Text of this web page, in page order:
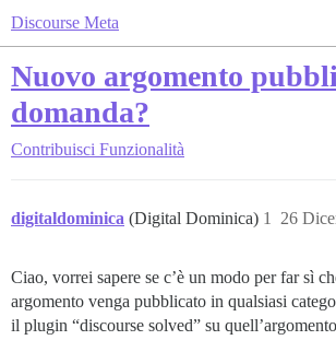
Discourse Meta
Nuovo argomento
domanda?
Contribuisci Funzionalità
digitaldominica (Digital Dominica) 26
1
Ciao, vorrei sapere se c’è un modo per far sì
argomento venga pubblicato in qualsiasi
il plugin “discourse solved” su